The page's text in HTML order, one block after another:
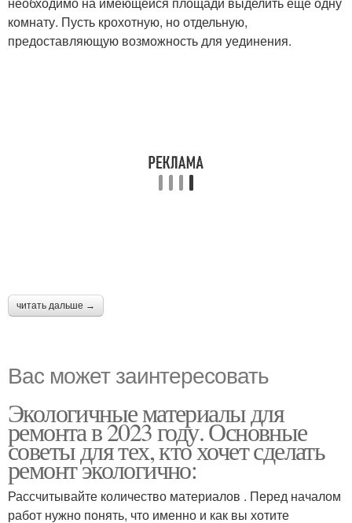
комнату. Пусть крохотную, но отдельную,
предоставляющую возможность для уединения.
читать дальше →
Вас может заинтересовать
Экологичные материалы для
ремонта в 2023 году. Основные
советы для тех, кто хочет сделать
ремонт экологично:
Рассчитывайте количество материалов . Перед началом
работ нужно понять, что именно и как вы хотите